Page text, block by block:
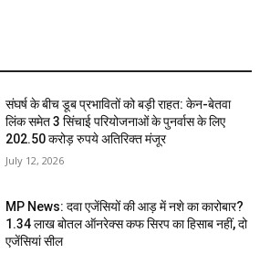
संघर्ष के बीच डूब प्रभावितों को बड़ी राहत: केन-बेतवा
लिंक समेत 3 सिंचाई परियोजनाओं के पुनर्वास के लिए
202.50 करोड़ रुपये अतिरिक्त मंजूर
July 12, 2026
MP News: दवा एजेंसियों की आड़ में नशे का कारोबार?
1.34 लाख बोतल ऑनरेक्स कफ सिरप का हिसाब नहीं, दो
एजेंसियां सील